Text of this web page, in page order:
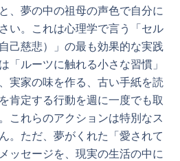
、夢の中の祖母の声色で自分に
い。これは心理学で言う「セル
己慈悲）」の最も効果的な実践
「ルーツに触れる小さな習慣」
実家の味を作る、古い手紙を読
肯定する行動を週に一度でも取
これらのアクションは特別なス
。ただ、夢がくれた「愛されて
ッセージを、現実の生活の中に